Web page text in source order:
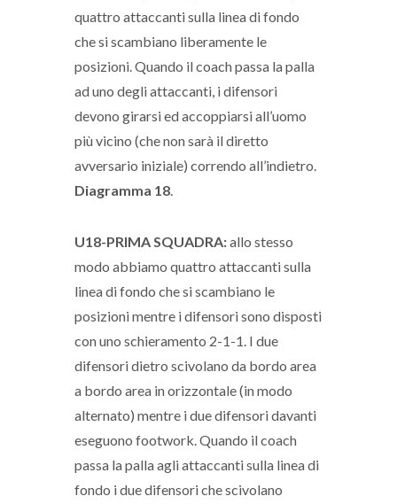
quattro attaccanti sulla linea di fondo
che si scambiano liberamente le
posizioni. Quando il coach passa la palla
ad uno degli attaccanti, i difensori
devono girarsi ed accoppiarsi all’uomo
più vicino (che non sarà il diretto
avversario iniziale) correndo all’indietro.
Diagramma 18
U18-PRIMA SQUADRA:allo stesso
modo abbiamo quattro attaccanti sulla
linea di fondo che si scambiano le
posizioni mentre i difensori sono disposti
con uno schieramento 2-1-1. I due
difensori dietro scivolano da bordo area
a bordo area in orizzontale (in modo
alternato) mentre i due difensori davanti
eseguono footwork. Quando il coach
passa la palla agli attaccanti sulla linea di
fondo i due difensori che scivolano